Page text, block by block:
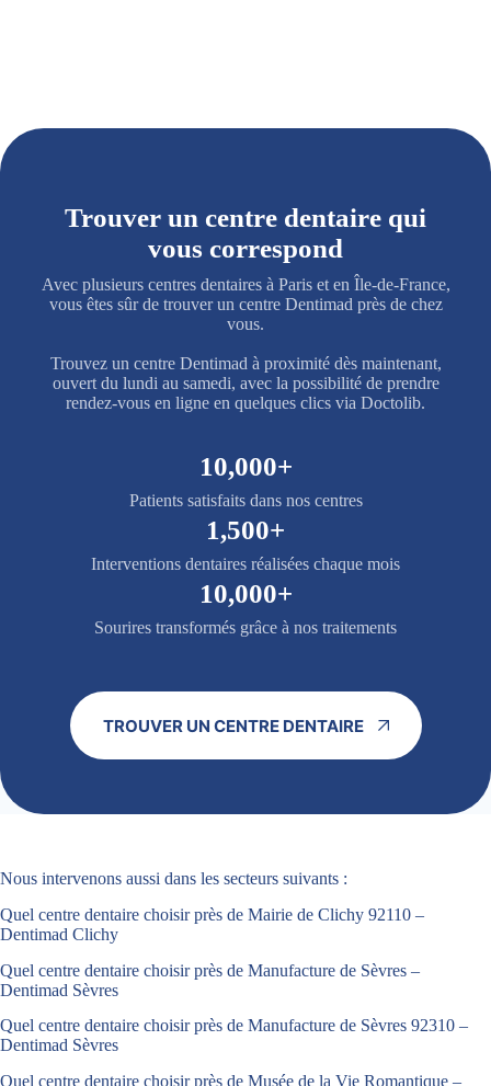
Trouver un centre dentaire qui
vous correspond
Avec plusieurs centres dentaires à Paris et en Île-de-France,
vous êtes sûr de trouver un centre Dentimad près de chez
vous.
Trouvez un centre Dentimad à proximité dès maintenant,
ouvert du lundi au samedi, avec la possibilité de prendre
rendez-vous en ligne en quelques clics via Doctolib.
10,000+
Patients satisfaits dans nos centres
1,500+
Interventions dentaires réalisées chaque mois
10,000+
Sourires transformés grâce à nos traitements
TROUVER UN CENTRE DENTAIRE
Nous intervenons aussi dans les secteurs suivants :
Quel centre dentaire choisir près de Mairie de Clichy 92110 –
Dentimad Clichy
Quel centre dentaire choisir près de Manufacture de Sèvres –
Dentimad Sèvres
Quel centre dentaire choisir près de Manufacture de Sèvres 92310 –
Dentimad Sèvres
Quel centre dentaire choisir près de Musée de la Vie Romantique –